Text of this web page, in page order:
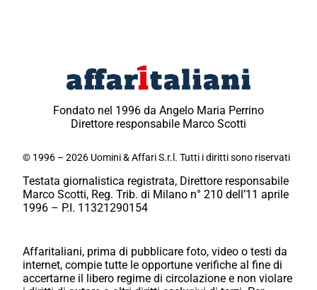
Fondato nel 1996 da Angelo Maria Perrino
Direttore responsabile Marco Scotti
© 1996 – 2026 Uomini & Affari S.r.l. Tutti i diritti sono riservati
Testata giornalistica registrata, Direttore responsabile
Marco Scotti, Reg. Trib. di Milano n° 210 dell’11 aprile
1996 – P.I. 11321290154
Affaritaliani, prima di pubblicare foto, video o testi da
internet, compie tutte le opportune verifiche al fine di
accertarne il libero regime di circolazione e non violare